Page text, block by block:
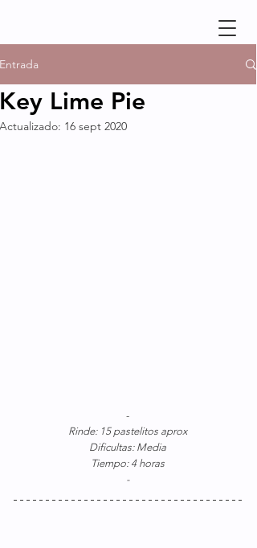
Entrada
Key Lime Pie
Actualizado: 16 sept 2020
-
Rinde: 15 pastelitos aprox
Dificultas: Media
Tiempo: 4 horas
-